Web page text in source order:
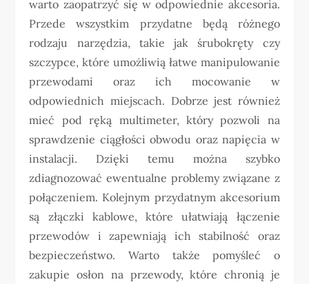
warto zaopatrzyć się w odpowiednie akcesoria.
Przede wszystkim przydatne będą różnego
rodzaju narzędzia, takie jak śrubokręty czy
szczypce, które umożliwią łatwe manipulowanie
przewodami oraz ich mocowanie w
odpowiednich miejscach. Dobrze jest również
mieć pod ręką multimeter, który pozwoli na
sprawdzenie ciągłości obwodu oraz napięcia w
instalacji. Dzięki temu można szybko
zdiagnozować ewentualne problemy związane z
połączeniem. Kolejnym przydatnym akcesorium
są złączki kablowe, które ułatwiają łączenie
przewodów i zapewniają ich stabilność oraz
bezpieczeństwo. Warto także pomyśleć o
zakupie osłon na przewody, które chronią je